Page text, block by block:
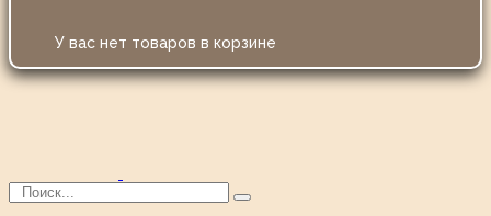
У вас нет товаров в корзине